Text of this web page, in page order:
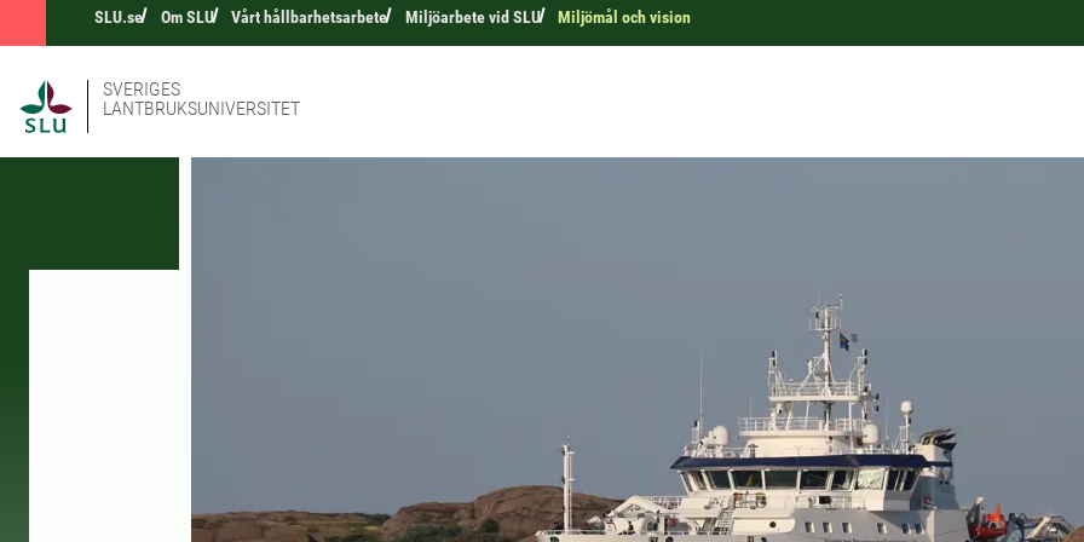
SLU.se Om SLU Vårt hållbarhetsarbete Miljöarbete vid SLU Miljömål och vision
SVERIGES
LANTBRUKSUNIVERSITET